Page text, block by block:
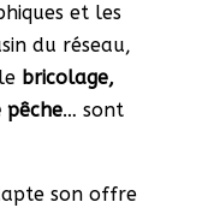
et les
du réseau,
bricolage,
pêche… sont
son offre